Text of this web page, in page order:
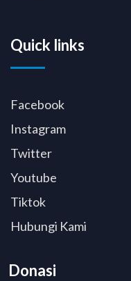
Quick links
Facebook
Instagram
Twitter
Youtube
Tiktok
Hubungi Kami
Donasi